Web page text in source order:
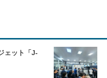
ェット「J-